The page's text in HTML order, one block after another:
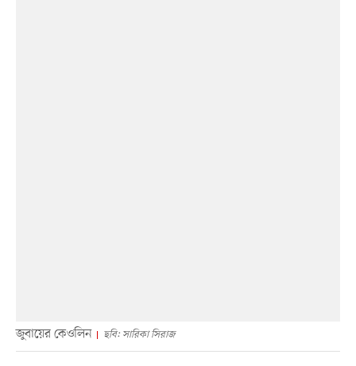
জুবায়ের কেওলিন ছবি: সারিকা সিরাজ